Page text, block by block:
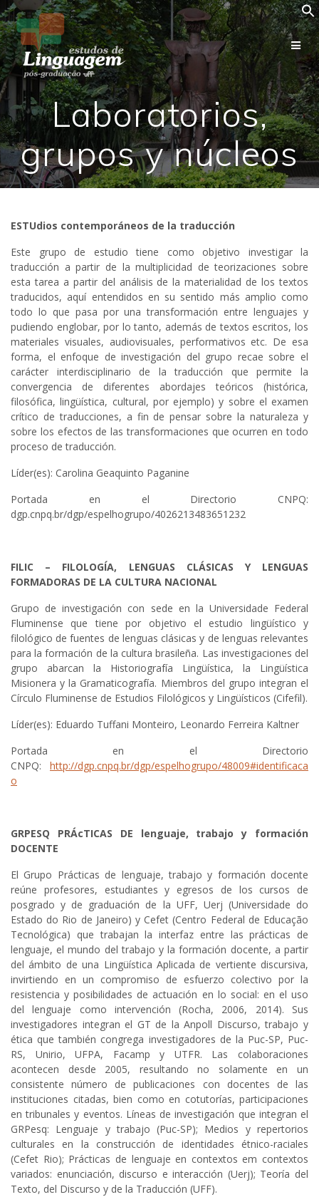
Skip
to
content
Laboratorios,
grupos y núcleos
ESTUdios contemporáneos de la traducción
Este grupo de estudio tiene como objetivo investigar la
traducción a partir de la multiplicidad de teorizaciones sobre
esta tarea a partir del análisis de la materialidad de los textos
traducidos, aquí entendidos en su sentido más amplio como
todo lo que pasa por una transformación entre lenguajes y
pudiendo englobar, por lo tanto, además de textos escritos, los
materiales visuales, audiovisuales, performativos etc. De esa
forma, el enfoque de investigación del grupo recae sobre el
carácter interdisciplinario de la traducción que permite la
convergencia de diferentes abordajes teóricos (histórica,
filosófica, lingüística, cultural, por ejemplo) y sobre el examen
crítico de traducciones, a fin de pensar sobre la naturaleza y
sobre los efectos de las transformaciones que ocurren en todo
proceso de traducción.
Líder(es): Carolina Geaquinto Paganine
Portada en el Directorio CNPQ:
dgp.cnpq.br/dgp/espelhogrupo/4026213483651232
FILIC – FILOLOGÍA, LENGUAS CLÁSICAS Y LENGUAS
FORMADORAS DE LA CULTURA NACIONAL
Grupo de investigación con sede en la Universidade Federal
Fluminense que tiene por objetivo el estudio lingüístico y
filológico de fuentes de lenguas clásicas y de lenguas relevantes
para la formación de la cultura brasileña. Las investigaciones del
grupo abarcan la Historiografía Lingüística, la Lingüística
Misionera y la Gramaticografía. Miembros del grupo integran el
Círculo Fluminense de Estudios Filológicos y Lingüísticos (Cifefil).
Líder(es): Eduardo Tuffani Monteiro, Leonardo Ferreira Kaltner
Portada en el Directorio
CNPQ: http://dgp.cnpq.br/dgp/espelhogrupo/48009#identificaca
o
GRPESQ PRÁcTICAS DE lenguaje, trabajo y formación
DOCENTE
El Grupo Prácticas de lenguaje, trabajo y formación docente
reúne profesores, estudiantes y egresos de los cursos de
posgrado y de graduación de la UFF, Uerj (Universidade do
Estado do Rio de Janeiro) y Cefet (Centro Federal de Educação
Tecnológica) que trabajan la interfaz entre las prácticas de
lenguaje, el mundo del trabajo y la formación docente, a partir
del ámbito de una Lingüística Aplicada de vertiente discursiva,
invirtiendo en un compromiso de esfuerzo colectivo por la
resistencia y posibilidades de actuación en lo social: en el uso
del lenguaje como intervención (Rocha, 2006, 2014). Sus
investigadores integran el GT de la Anpoll Discurso, trabajo y
ética que también congrega investigadores de la Puc-SP, Puc-
RS, Unirio, UFPA, Facamp y UTFR. Las colaboraciones
acontecen desde 2005, resultando no solamente en un
consistente número de publicaciones con docentes de las
instituciones citadas, bien como en cotutorías, participaciones
en tribunales y eventos. Líneas de investigación que integran el
GRPesq: Lenguaje y trabajo (Puc-SP); Medios y repertorios
culturales en la construcción de identidades étnico-raciales
(Cefet Rio); Prácticas de lenguaje en contextos em contextos
variados: enunciación, discurso e interacción (Uerj); Teoría del
Texto, del Discurso y de la Traducción (UFF).